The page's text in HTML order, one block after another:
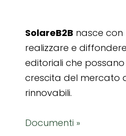
SolareB2B nasce con
realizzare e
editoriali che
crescita del mercato
rinnovabili.
Documenti »